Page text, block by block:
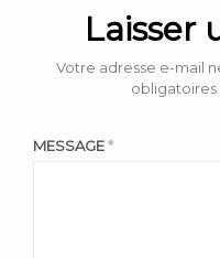
Laisser
Votre adresse e-mail
obligatoires
MESSAGE*